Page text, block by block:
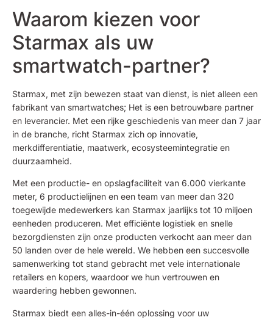
Waarom kiezen voor
Starmax als uw
smartwatch-partner?
Starmax, met zijn bewezen staat van dienst, is niet alleen een
fabrikant van smartwatches; Het is een betrouwbare partner
en leverancier. Met een rijke geschiedenis van meer dan 7 jaar
in de branche, richt Starmax zich op innovatie,
merkdifferentiatie, maatwerk, ecosysteemintegratie en
duurzaamheid.
Met een productie- en opslagfaciliteit van 6.000 vierkante
meter, 6 productielijnen en een team van meer dan 320
toegewijde medewerkers kan Starmax jaarlijks tot 10 miljoen
eenheden produceren. Met efficiënte logistiek en snelle
bezorgdiensten zijn onze producten verkocht aan meer dan
50 landen over de hele wereld. We hebben een succesvolle
samenwerking tot stand gebracht met vele internationale
retailers en kopers, waardoor we hun vertrouwen en
waardering hebben gewonnen.
Starmax biedt een alles-in-één oplossing voor uw